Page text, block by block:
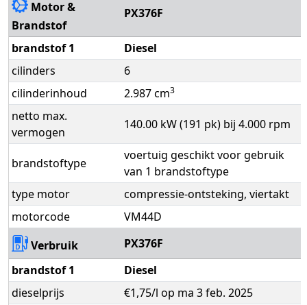
Motor &
Brandstof
PX376F
brandstof 1
Diesel
cilinders
6
cilinderinhoud
2.987 cm3
netto max.
vermogen
140.00 kW (191 pk) bij 4.000 rpm
brandstoftype
voertuig geschikt voor gebruik
van 1 brandstoftype
type motor
compressie-ontsteking, viertakt
motorcode
VM44D
Verbruik
PX376F
brandstof 1
Diesel
dieselprijs
€1,75/l op ma 3 feb. 2025